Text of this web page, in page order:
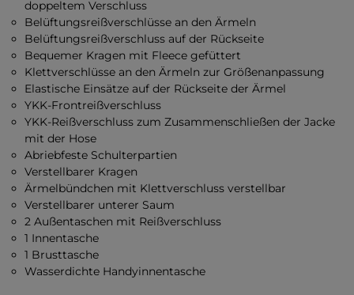
doppeltem Verschluss
Belüftungsreißverschlüsse an den Ärmeln
Belüftungsreißverschluss auf der Rückseite
Bequemer Kragen mit Fleece gefüttert
Klettverschlüsse an den Ärmeln zur Größenanpassung
Elastische Einsätze auf der Rückseite der Ärmel
YKK-Frontreißverschluss
YKK-Reißverschluss zum Zusammenschließen der Jacke
mit der Hose
Abriebfeste Schulterpartien
Verstellbarer Kragen
Ärmelbündchen mit Klettverschluss verstellbar
Verstellbarer unterer Saum
2 Außentaschen mit Reißverschluss
1 Innentasche
1 Brusttasche
Wasserdichte Handyinnentasche